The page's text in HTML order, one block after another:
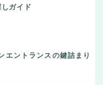
ガイド
エントランスの鍵詰まり